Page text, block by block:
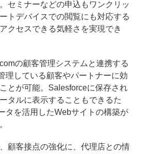
セミナーなどの申込もワンクリッ
トデバイスでの閲覧にも対応する
クセスできる気軽さを実現でき
の顧客管理システムと連携する
理している顧客やパートナーに効
とが可能。Salesforceに保存され
タルに表示することもできるた
タを活用したWebサイトの構築が
顧客接点の強化に、代理店との情